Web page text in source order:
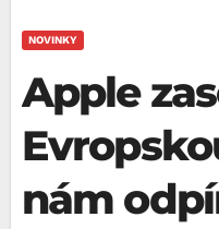
NOVINKY
Apple
nám